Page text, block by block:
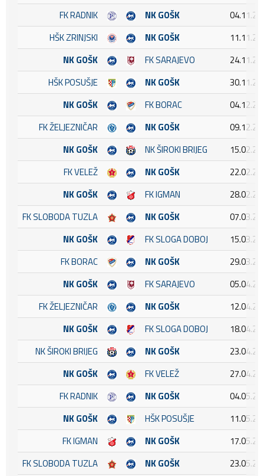
FK RADNIK
NK GOŠK
HŠK ZRINJSKI
NK GOŠK
NK GOŠK
FK SARAJEVO
HŠK POSUŠJE
NK GOŠK
NK GOŠK
FK BORAC
FK ŽELJEZNIČAR
NK GOŠK
NK GOŠK
NK ŠIROKI BRIJEG
FK VELEŽ
NK GOŠK
NK GOŠK
FK IGMAN
FK SLOBODA TUZLA
NK GOŠK
NK GOŠK
FK SLOGA DOBOJ
FK BORAC
NK GOŠK
NK GOŠK
FK SARAJEVO
FK ŽELJEZNIČAR
NK GOŠK
NK GOŠK
FK SLOGA DOBOJ
NK ŠIROKI BRIJEG
NK GOŠK
NK GOŠK
FK VELEŽ
FK RADNIK
NK GOŠK
NK GOŠK
HŠK POSUŠJE
FK IGMAN
NK GOŠK
FK SLOBODA TUZLA
NK GOŠK